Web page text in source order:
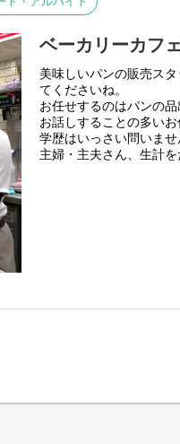
ベーカリーカフ
美味しいパンの販売ス
てくださいね。
お任せするのはパンの
お話しすることの多い
学歴はいっさい問いま
主婦・主夫さん、生計